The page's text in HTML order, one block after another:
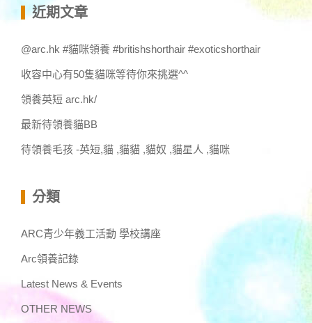
鍵 近期文章
@arc.hk #貓咪領養 #britishshorthair #exoticshorthair
收容中心有50隻貓咪等待你來挑選^^
領養英短 arc.hk/
最新待領養貓BB
待領養毛孩 -英短,貓 ,貓貓 ,貓奴 ,貓星人 ,貓咪
分類
ARC青少年義工活動 學校講座
Arc領養記錄
Latest News & Events
OTHER NEWS